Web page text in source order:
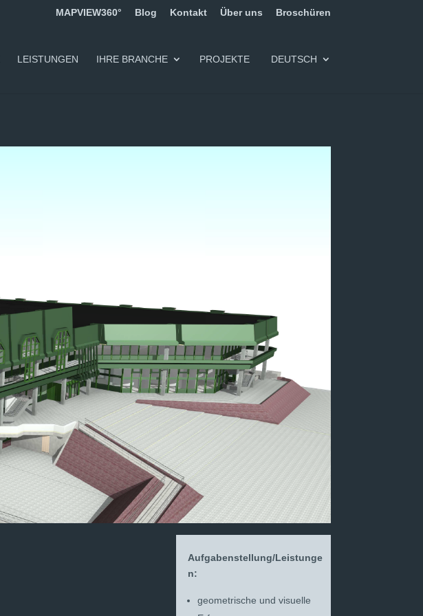
MAPVIEW360° Blog Kontakt Über uns Broschüren
LEISTUNGEN IHRE BRANCHE PROJEKTE DEUTSCH
Aufgabenstellung/Leistunge
n:
geometrische und visuelle